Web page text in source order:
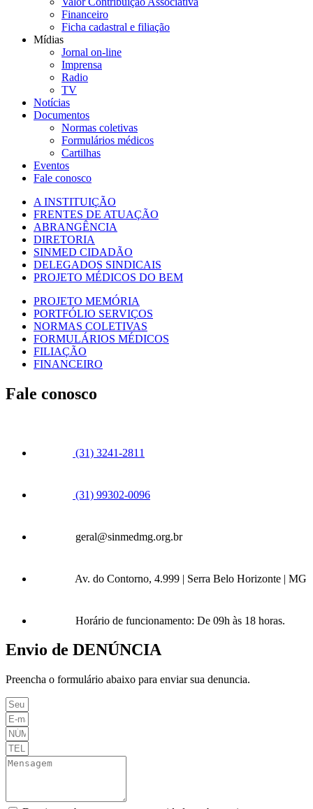
Financeiro
Ficha cadastral e filiação
Mídias
Jornal on-line
Imprensa
Radio
TV
Notícias
Documentos
Normas coletivas
Formulários médicos
Cartilhas
Eventos
Fale conosco
A INSTITUIÇÃO
FRENTES DE ATUAÇÃO
ABRANGÊNCIA
DIRETORIA
SINMED CIDADÃO
DELEGADOS SINDICAIS
PROJETO MÉDICOS DO BEM
PROJETO MEMÓRIA
PORTFÓLIO SERVIÇOS
NORMAS COLETIVAS
FORMULÁRIOS MÉDICOS
FILIAÇÃO
FINANCEIRO
Fale conosco
(31) 3241-2811
(31) 99302-0096
geral@sinmedmg.org.br
Av. do Contorno, 4.999 | Serra Belo Horizonte | MG
Horário de funcionamento: De 09h às 18 horas.
Envio de DENÚNCIA
Preencha o formulário abaixo para enviar sua denuncia.